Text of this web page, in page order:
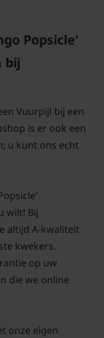
'Mango
De
van de plant is
-
staan graag
De grond
bodem mag
is 7 planten
prachtig is
thuis. De plant
Popsicle'
bij
Vuurpijl bij een
is er ook een
u kunt ons echt
wilt! Bij
altijd A-kwaliteit
kwekers.
op uw
die we online
onze eigen